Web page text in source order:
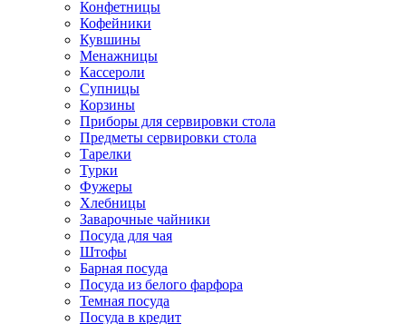
Конфетницы
Кофейники
Кувшины
Менажницы
Кассероли
Супницы
Корзины
Приборы для сервировки стола
Предметы сервировки стола
Тарелки
Турки
Фужеры
Хлебницы
Заварочные чайники
Посуда для чая
Штофы
Барная посуда
Посуда из белого фарфора
Темная посуда
Посуда в кредит